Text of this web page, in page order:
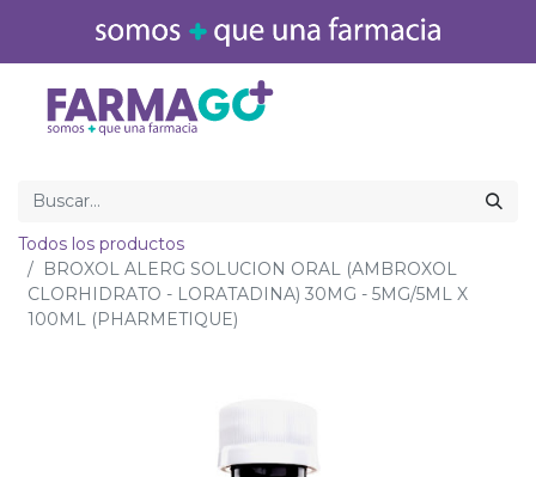
Todos los productos
BROXOL ALERG SOLUCION ORAL (AMBROXOL
CLORHIDRATO - LORATADINA) 30MG - 5MG/5ML X
100ML (PHARMETIQUE)